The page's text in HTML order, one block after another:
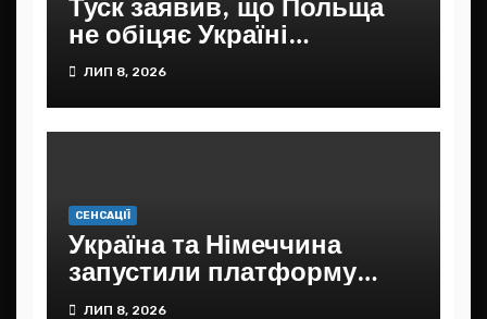
не обіцяє Україні
подальшої фінансової
допомоги
ЛИП 8, 2026
СЕНСАЦІЇ
Україна та Німеччина
запустили платформу
Додому
ЛИП 8, 2026